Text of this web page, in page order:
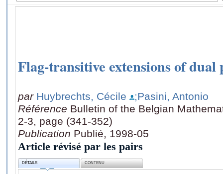
Flag-transitive extensions of dual
par Huybrechts, Cécile
;Pasini, Antonio
Référence Bulletin of the Belgian
2-3, page (341-352)
Publication Publié, 1998-05
Article révisé par les pairs
DÉTAILS CONTENU